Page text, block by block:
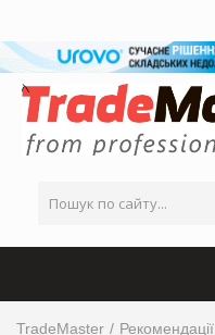
TradeMaster
Рекомендації